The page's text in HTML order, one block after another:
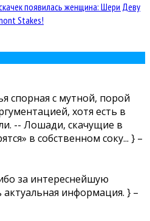
появилась женщина: Шери Деву
Stakes!
спорная с мутной, порой
хотя есть в
-- Лошади, скачущие в
в собственном соку... } –
за интереснейшую
информация. } –